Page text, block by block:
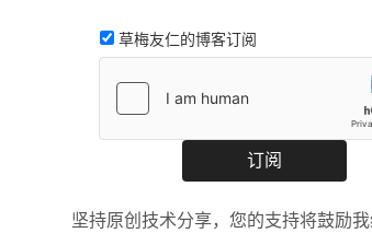
草梅友仁的博客订阅
坚持原创技术分享，您的支持将鼓励我